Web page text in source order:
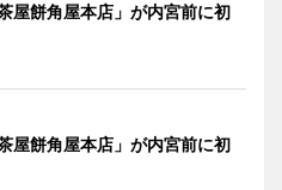
屋餅角屋本店」が内宮前に初
屋餅角屋本店」が内宮前に初